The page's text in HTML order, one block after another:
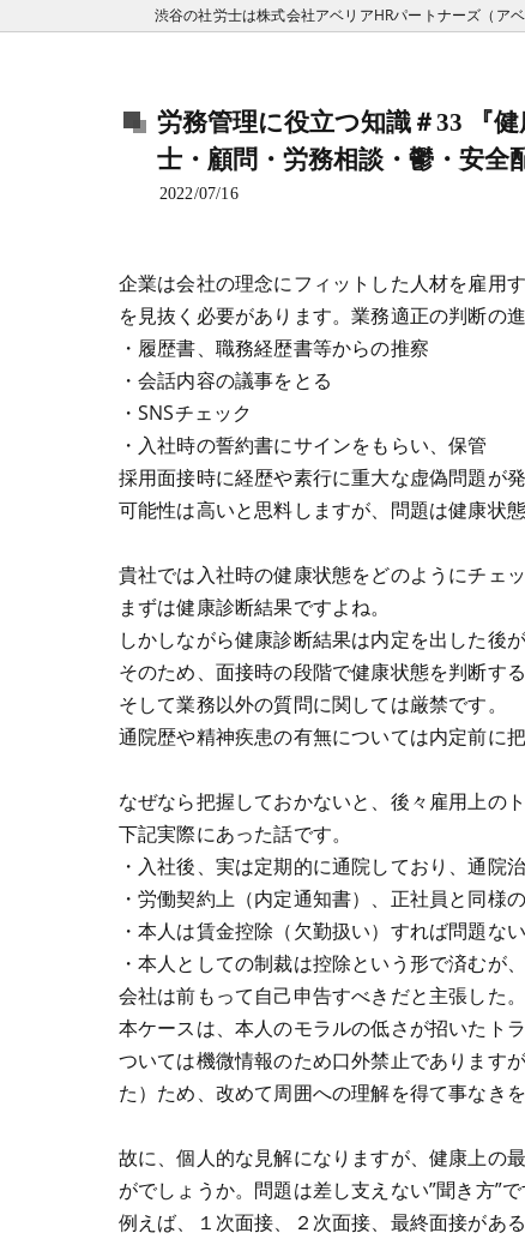
労務管理に役立つ知識＃33 『
士・顧問・労務相談・鬱・安全
2022/07/16
企業は会社の理念にフィットした人材を雇用
を見抜く必要があります。業務適正の判断の
・履歴書、職務経歴書等からの推察
・会話内容の議事をとる
・SNSチェック
・入社時の誓約書にサインをもらい、保管
採用面接時に経歴や素行に重大な虚偽問題が
可能性は高いと思料しますが、問題は健康状態
貴社では入社時の健康状態をどのようにチェ
まずは健康診断結果ですよね。
しかしながら健康診断結果は内定を出した後が
そのため、面接時の段階で健康状態を判断す
そして業務以外の質問に関しては厳禁です。
通院歴や精神疾患の有無については内定前に
なぜなら把握しておかないと、後々雇用上の
下記実際にあった話です。
・入社後、実は定期的に通院しており、通院
・労働契約上（内定通知書）、正社員と同様
・本人は賃金控除（欠勤扱い）すれば問題な
・本人としての制裁は控除という形で済むが
会社は前もって自己申告すべきだと主張した。
本ケースは、本人のモラルの低さが招いたト
ついては機微情報のため口外禁止であります
た）ため、改めて周囲への理解を得て事なきを
故に、個人的な見解になりますが、健康上の
がでしょうか。問題は差し支えない”聞き方”で
例えば、１次面接、２次面接、最終面接があ